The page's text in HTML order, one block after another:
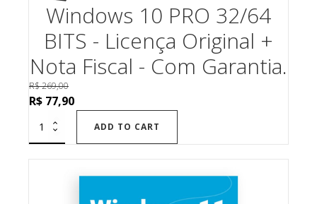
Windows 10 PRO 32/64
BITS - Licença Original +
Nota Fiscal - Com Garantia.
R$269,00
Original
price
was:
R$ 77,90Current
ADD TO CART